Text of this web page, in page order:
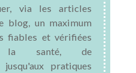
via les articles
blog, un maximum
fiables et vérifiées
la santé, de
pratiques